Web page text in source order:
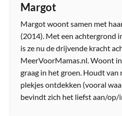
Margot
Margot woont samen met
(2014). Met een achtergrond
is ze nu de drijvende kracht
MeerVoorMamas.nl. Woont
graag in het groen. Houdt van
plekjes ontdekken (vooral
bevindt zich het liefst aan/op/